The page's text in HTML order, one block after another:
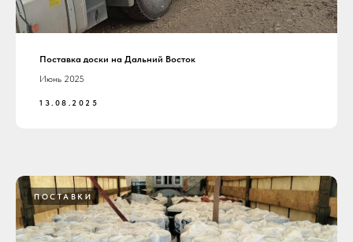
Поставка доски на Дальний Восток
Июнь 2025
13.08.2025
ПОСТАВКИ